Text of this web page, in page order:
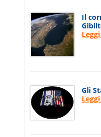
Il
Gli